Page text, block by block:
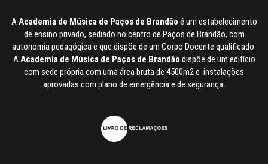
AAcademia de Música de Paços de Brandão é um estabelecimento
de ensino privado, sediado no centro de Paços de Brandão, com
autonomia pedagógica e que dispõe de um Corpo Docente qualificado.
AAcademia de Música de Paços de Brandão dispõe de um edifício
com sede própria com uma área bruta de 4500m2 e instalações
aprovadas com plano de emergência e de segurança.